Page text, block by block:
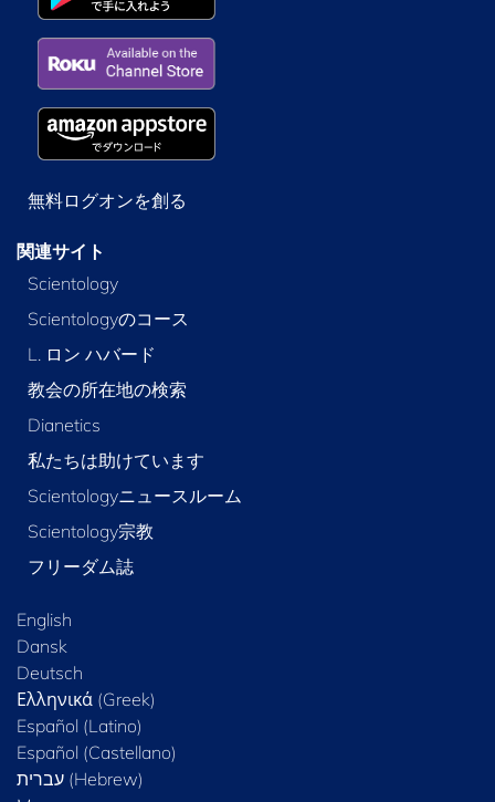
無料ログオンを創る
関連サイト
Scientology
Scientologyのコース
L. ロン ハバード
教会の所在地の検索
Dianetics
私たちは助けています
Scientologyニュースルーム
Scientology宗教
フリーダム誌
English
Dansk
Deutsch
Ελληνικά (Greek)
Español (Latino)
Español (Castellano)